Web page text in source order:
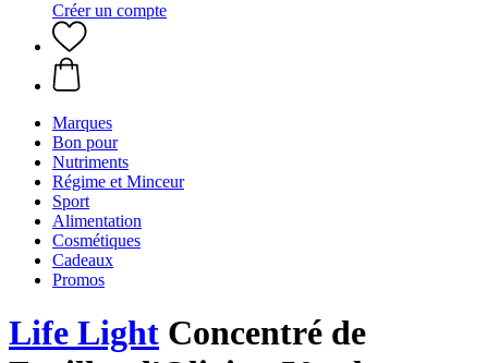
Créer un compte
Marques
Bon pour
Nutriments
Régime et Minceur
Sport
Alimentation
Cosmétiques
Cadeaux
Promos
Life Light Concentré de